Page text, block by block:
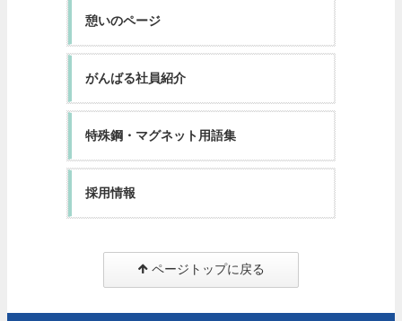
憩いのページ
がんばる社員紹介
特殊鋼・マグネット用語集
採用情報
ページトップに戻る